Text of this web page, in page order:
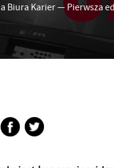
Biura Karier— Pierwsza